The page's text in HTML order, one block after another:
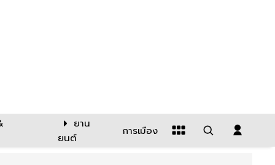
ยาน
ยนต์
การเมือง